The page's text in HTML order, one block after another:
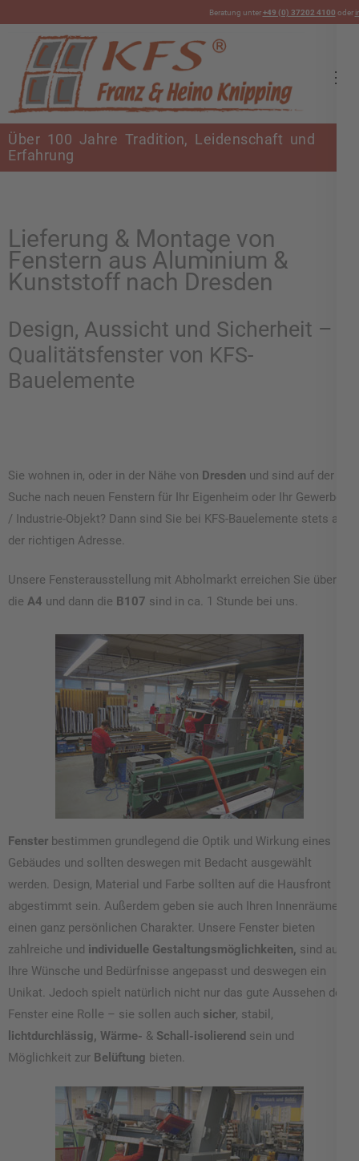
Beratung unter+49 (0) 37202 4100 oder
KFS Bauelemente
Über 100 Jahre Tradition, Leidenschaft und
Erfahrung
Lieferung & Montage von
Fenstern aus Aluminium &
Kunststoff nach Dresden
Design, Aussicht und Sicherheit –
Qualitätsfenster von KFS-
Bauelemente
Sie wohnen in, oder in der Nähe von Dresden und sind auf der
Suche nach neuen Fenstern für Ihr Eigenheim oder Ihr Gewerbe-
/ Industrie-Objekt? Dann sind Sie bei KFS-Bauelemente stets an
der richtigen Adresse.
Unsere Fensterausstellung mit Abholmarkt erreichen Sie über
die A4 und dann die B107 sind in ca. 1 Stunde bei uns.
Fenster bestimmen grundlegend die Optik und Wirkung eines
Gebäudes und sollten deswegen mit Bedacht ausgewählt
werden. Design, Material und Farbe sollten auf die Hausfront
abgestimmt sein. Außerdem geben sie auch Ihren Innenräumen
einen ganz persönlichen Charakter. Unsere Fenster bieten
zahlreiche und individuelle Gestaltungsmöglichkeiten, sind auf
Ihre Wünsche und Bedürfnisse angepasst und deswegen ein
Unikat. Jedoch spielt natürlich nicht nur das gute Aussehen der
Fenster eine Rolle – sie sollen auch sicher, stabil,
lichtdurchlässig, Wärme- & Schall-isolierend sein und
Möglichkeit zur Belüftung bieten.